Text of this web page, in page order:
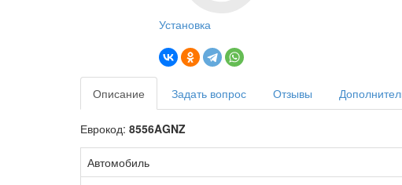
Установка
Описание Задать вопрос Отзывы
Еврокод: 8556AGNZ
Автомобиль